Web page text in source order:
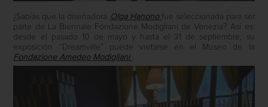
¿Sabías que la diseñadora Olga Hanono fue seleccionada para ser
parte de La Biennale Fondazione Modigliani de Venezia? Así es:
desde el pasado 10 de mayo y hasta el 31 de septiembre, su
exposición “Dreamville” puede visitarse en el Museo de la
Fondazione Amedeo Modigliani .